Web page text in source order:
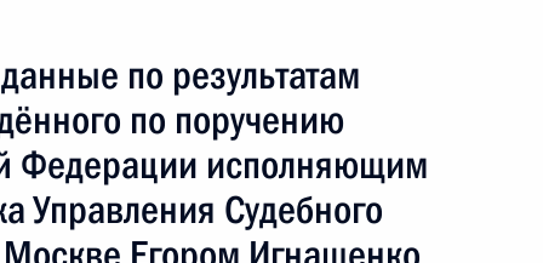
по результатам
по поручению
Федерации исполняющим
Управления Судебного